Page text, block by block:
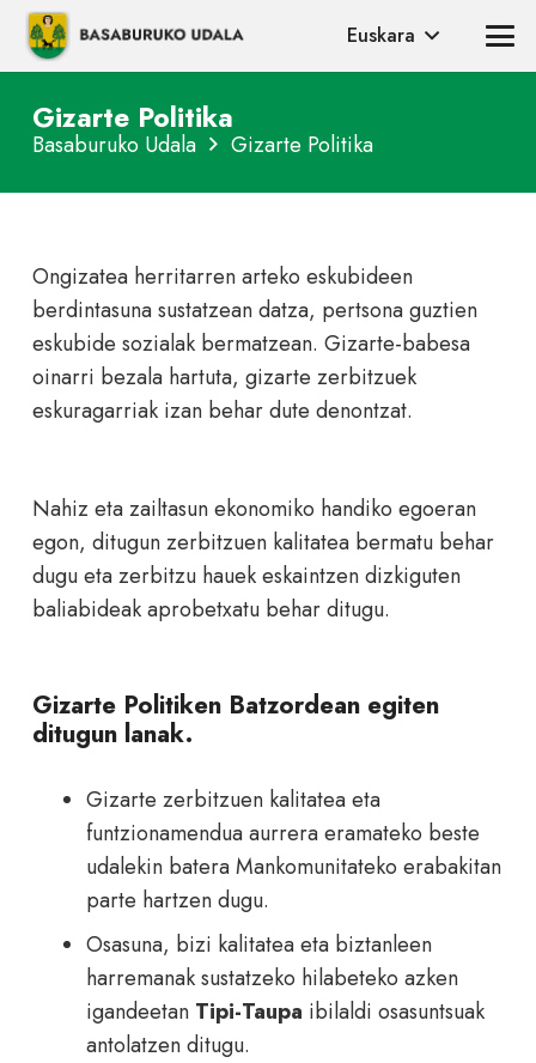
Euskara
Gizarte Politika
Basaburuko Udala Gizarte Politika
Ongizatea herritarren arteko eskubideen
berdintasuna sustatzean datza, pertsona guztien
eskubide sozialak bermatzean. Gizarte-babesa
oinarri bezala hartuta, gizarte zerbitzuek
eskuragarriak izan behar dute denontzat.
Nahiz eta zailtasun ekonomiko handiko egoeran
egon, ditugun zerbitzuen kalitatea bermatu behar
dugu eta zerbitzu hauek eskaintzen dizkiguten
baliabideak aprobetxatu behar ditugu.
Gizarte Politiken Batzordean egiten
ditugun lanak.
Gizarte zerbitzuen kalitatea eta
funtzionamendua aurrera eramateko beste
udalekin batera Mankomunitateko erabakitan
parte hartzen dugu.
Osasuna, bizi kalitatea eta biztanleen
harremanak sustatzeko hilabeteko azken
igandeetan Tipi-Taupa ibilaldi osasuntsuak
antolatzen ditugu.